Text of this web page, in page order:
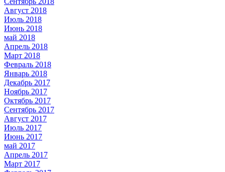
Август 2018
Июль 2018
Июнь 2018
май 2018
Апрель 2018
Март 2018
Февраль 2018
Январь 2018
Декабрь 2017
Ноябрь 2017
Октябрь 2017
Сентябрь 2017
Август 2017
Июль 2017
Июнь 2017
май 2017
Апрель 2017
Март 2017